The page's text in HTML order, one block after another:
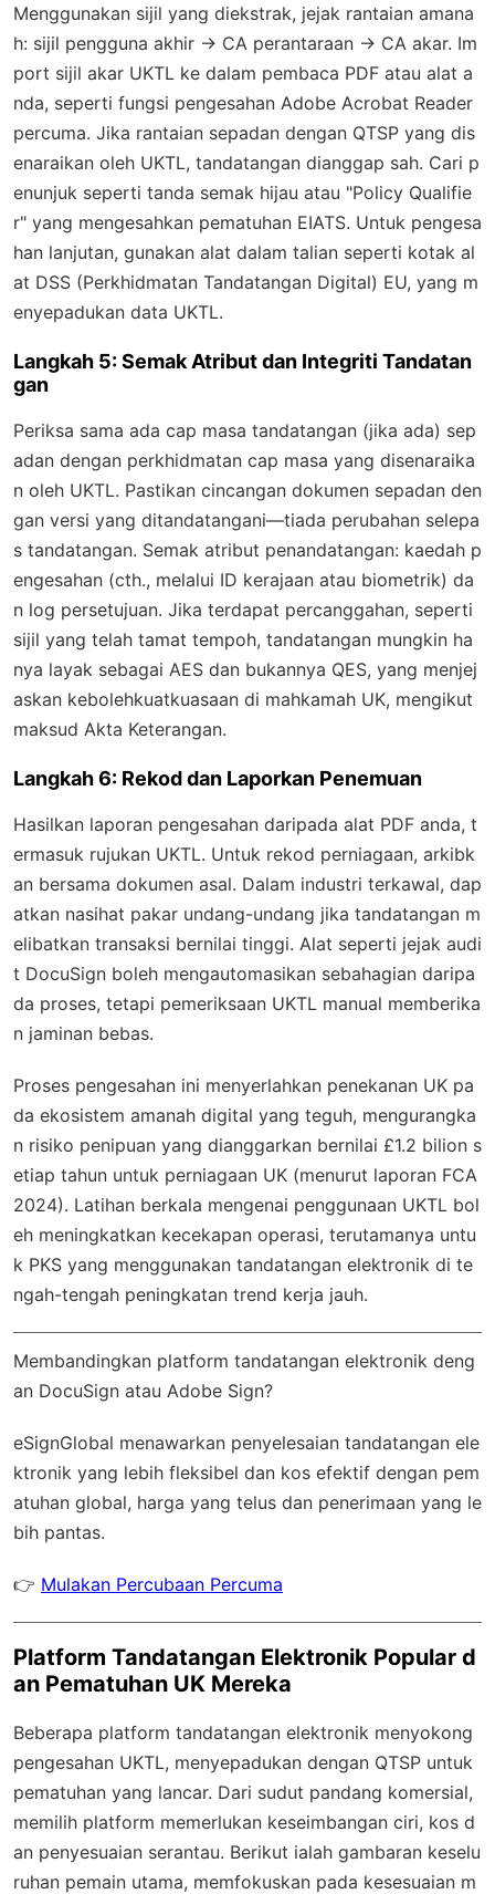
Menggunakan sijil yang diekstrak, jejak rantaian amana
h: sijil pengguna akhir → CA perantaraan → CA akar. Im
port sijil akar UKTL ke dalam pembaca PDF atau alat a
nda, seperti fungsi pengesahan Adobe Acrobat Reader
percuma. Jika rantaian sepadan dengan QTSP yang dis
enaraikan oleh UKTL, tandatangan dianggap sah. Cari p
enunjuk seperti tanda semak hijau atau "Policy Qualifie
r" yang mengesahkan pematuhan EIATS. Untuk pengesa
han lanjutan, gunakan alat dalam talian seperti kotak al
at DSS (Perkhidmatan Tandatangan Digital) EU, yang m
enyepadukan data UKTL.
Langkah 5: Semak Atribut dan Integriti Tandatan
gan
Periksa sama ada cap masa tandatangan (jika ada) sep
adan dengan perkhidmatan cap masa yang disenaraika
n oleh UKTL. Pastikan cincangan dokumen sepadan den
gan versi yang ditandatangani—tiada perubahan selepa
s tandatangan. Semak atribut penandatangan: kaedah p
engesahan (cth., melalui ID kerajaan atau biometrik) da
n log persetujuan. Jika terdapat percanggahan, seperti
sijil yang telah tamat tempoh, tandatangan mungkin ha
nya layak sebagai AES dan bukannya QES, yang menjej
askan kebolehkuatkuasaan di mahkamah UK, mengikut
maksud Akta Keterangan.
Langkah 6: Rekod dan Laporkan Penemuan
Hasilkan laporan pengesahan daripada alat PDF anda, t
ermasuk rujukan UKTL. Untuk rekod perniagaan, arkibk
an bersama dokumen asal. Dalam industri terkawal, dap
atkan nasihat pakar undang-undang jika tandatangan m
elibatkan transaksi bernilai tinggi. Alat seperti jejak audi
t DocuSign boleh mengautomasikan sebahagian daripa
da proses, tetapi pemeriksaan UKTL manual memberika
n jaminan bebas.
Proses pengesahan ini menyerlahkan penekanan UK pa
da ekosistem amanah digital yang teguh, mengurangka
n risiko penipuan yang dianggarkan bernilai £1.2 bilion s
etiap tahun untuk perniagaan UK (menurut laporan FCA
2024). Latihan berkala mengenai penggunaan UKTL bol
eh meningkatkan kecekapan operasi, terutamanya untu
k PKS yang menggunakan tandatangan elektronik di te
ngah-tengah peningkatan trend kerja jauh.
Membandingkan platform tandatangan elektronik deng
an DocuSign atau Adobe Sign?
eSignGlobal menawarkan penyelesaian tandatangan ele
ktronik yang lebih fleksibel dan kos efektif dengan pem
atuhan global, harga yang telus dan penerimaan yang le
bih pantas.
👉 Mulakan Percubaan Percuma
Platform Tandatangan Elektronik Popular d
an Pematuhan UK Mereka
Beberapa platform tandatangan elektronik menyokong
pengesahan UKTL, menyepadukan dengan QTSP untuk
pematuhan yang lancar. Dari sudut pandang komersial,
memilih platform memerlukan keseimbangan ciri, kos d
an penyesuaian serantau. Berikut ialah gambaran keselu
ruhan pemain utama, memfokuskan pada kesesuaian m